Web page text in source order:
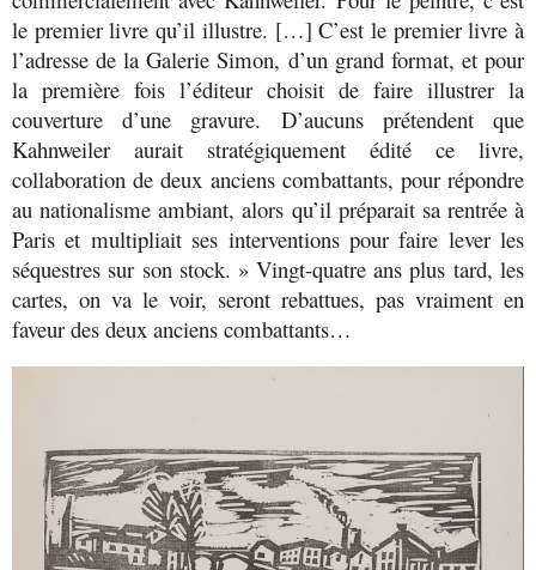
le premier livre qu’il illustre. […] C’est le premier livre à
l’adresse de la Galerie Simon, d’un grand format, et pour
la première fois l’éditeur choisit de faire illustrer la
couverture d’une gravure. D’aucuns prétendent que
Kahnweiler aurait stratégiquement édité ce livre,
collaboration de deux anciens combattants, pour répondre
au nationalisme ambiant, alors qu’il préparait sa rentrée à
Paris et multipliait ses interventions pour faire lever les
séquestres sur son stock. » Vingt-quatre ans plus tard, les
cartes, on va le voir, seront rebattues, pas vraiment en
faveur des deux anciens combattants…